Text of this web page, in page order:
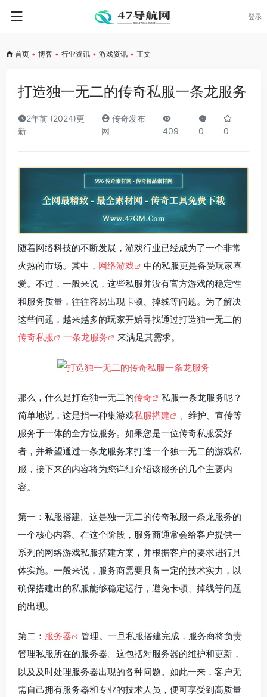
登录
首页 • 博客 • 行业资讯 • 游戏资讯 • 正文
打造独一无二的传奇私服一条龙服务
2年前 (2024)更
新
传奇发布
网
409 0 0
随着网络科技的不断发展，游戏行业已经成为了一个非常
火热的市场。其中， 网络游戏
中的私服更是备受玩家喜
爱。不过，一般来说，这些私服并没有官方游戏的稳定性
和服务质量，往往容易出现卡顿、掉线等问题。为了解决
这些问题，越来越多的玩家开始寻找通过打造独一无二的
传奇私服
一条龙服务 来满足其需求。
那么，什么是打造独一无二的传奇
私服一条龙服务呢？
简单地说，这是指一种集游戏私服搭建
、维护、宣传等
服务于一体的全方位服务。如果您是一位传奇私服爱好
者，并希望通过一条龙服务来打造一个独一无二的游戏私
服，接下来的内容将为您详细介绍该服务的几个主要内
容。
第一：私服搭建。这是独一无二的传奇私服一条龙服务的
一个核心内容。在这个阶段，服务商通常会给客户提供一
系列的网络游戏私服搭建方案，并根据客户的要求进行具
体实施。一般来说，服务商需要具备一定的技术实力，以
确保搭建出的私服能够稳定运行，避免卡顿、掉线等问题
的出现。
第二： 服务器
管理。一旦私服搭建完成，服务商将负责
管理私服所在的服务器。这包括对服务器的维护和更新，
以及及时处理服务器出现的各种问题。如此一来，客户无
需自己拥有服务器和专业的技术人员，便可享受到高质量